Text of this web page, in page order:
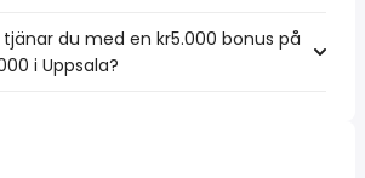
du med en kr5.000 bonus på
i Uppsala?